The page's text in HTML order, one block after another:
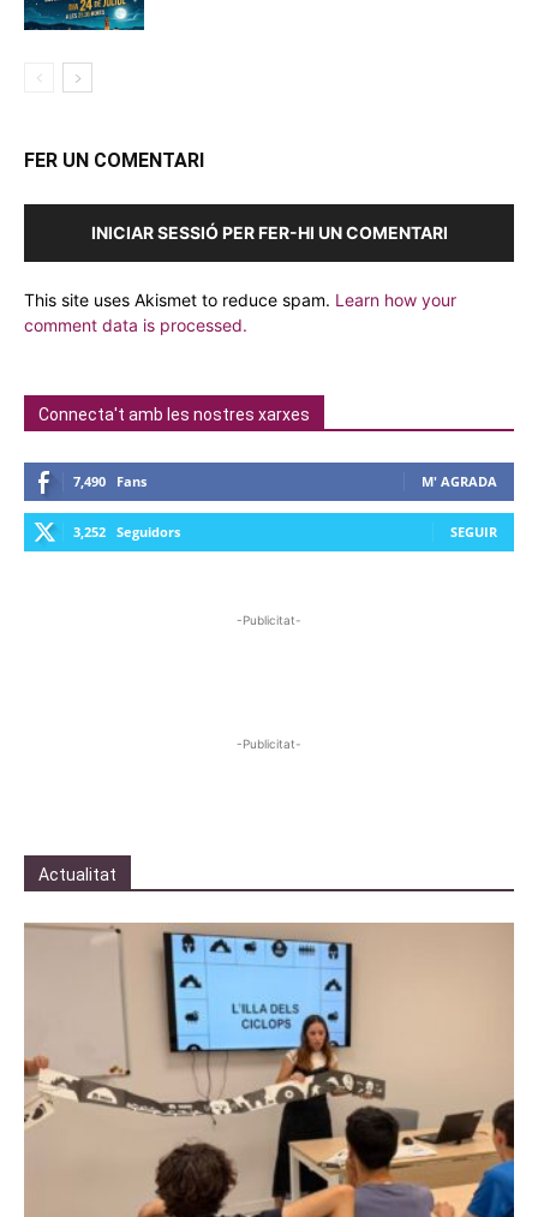
FER UN COMENTARI
INICIAR SESSIÓ PER FER-HI UN COMENTARI
This site uses Akismet to reduce spam. Learn how your
comment data is processed.
Connecta't amb les nostres xarxes
7,490 Fans M' AGRADA
3,252 Seguidors SEGUIR
-Publicitat-
-Publicitat-
Actualitat